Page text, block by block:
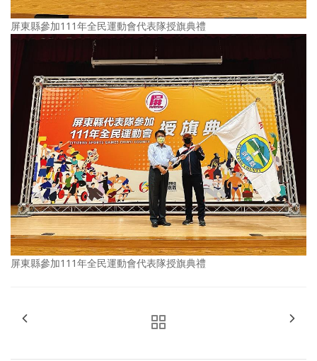
屏東縣參加111年全民運動會代表隊授旗典禮
屏東縣參加111年全民運動會代表隊授旗典禮